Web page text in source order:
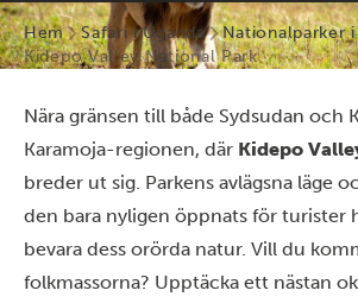
Hem Safari i Uganda
Nationalparker i
Kidepo Valley National Park
Nära gränsen till både Sydsudan och
Karamoja-regionen, där Kidepo
breder ut sig. Parkens avlägsna läge
den bara nyligen öppnats för turister
bevara dess orörda natur. Vill du
folkmassorna? Upptäcka ett nästan